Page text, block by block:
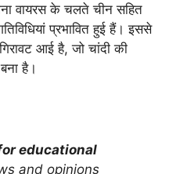
वायरस के चलते चीन सहित
प्रभावित हुई हैं। इससे
आई है, जो चांदी की
है।
educational
and opinions